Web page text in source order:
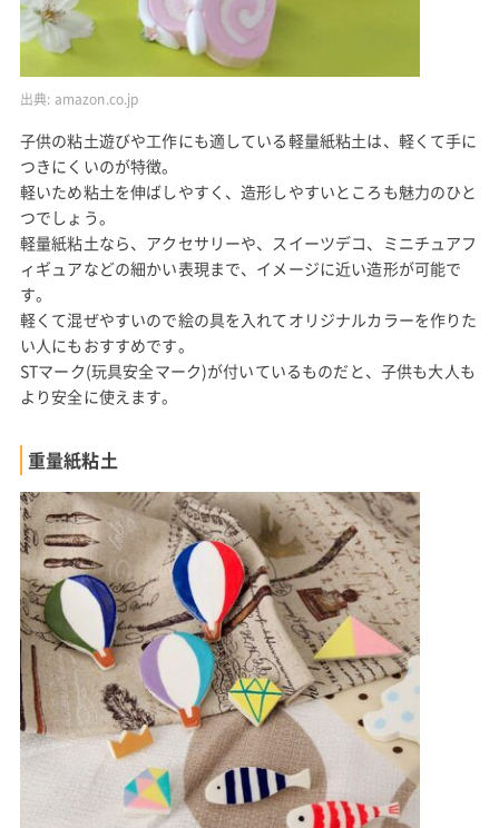
出典: amazon.co.jp
子供の粘土遊びや工作にも適している軽量紙粘土は、軽くて手に
つきにくいのが特徴。
軽いため粘土を伸ばしやすく、造形しやすいところも魅力のひと
つでしょう。
軽量紙粘土なら、アクセサリーや、スイーツデコ、ミニチュアフ
ィギュアなどの細かい表現まで、イメージに近い造形が可能で
す。
軽くて混ぜやすいので絵の具を入れてオリジナルカラーを作りた
い人にもおすすめです。
STマーク(玩具安全マーク)が付いているものだと、子供も大人も
より安全に使えます。
重量紙粘土